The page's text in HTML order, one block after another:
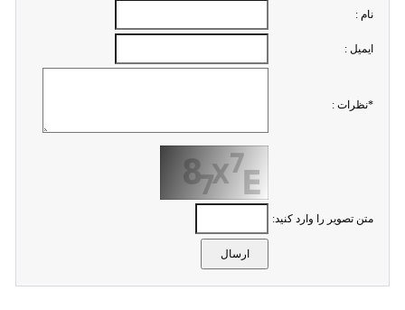
نام :
ايميل :
*نظرات :
متن تصویر را وارد کنید: